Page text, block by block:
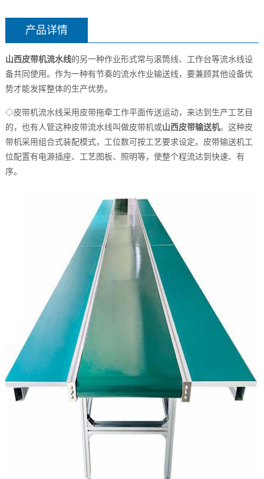
产品详情
山西皮带机流水线的另一种作业形式常与滚筒线、工作台等流水线设
备共同使用。作为一种有节奏的流水作业输送线，要兼顾其他设备优
势才能发挥整体的生产优势。
◇皮带机流水线采用皮带拖牵工作平面传送运动，来达到生产工艺目
的，也有人管这种皮带流水线叫做皮带机或山西皮带输送机。这种皮
带机采用组合式装配模式，工位数可按工艺要求设定。皮带输送机工
位配置有电源插座、工艺图板、照明等，使整个程流达到快速、有
序。